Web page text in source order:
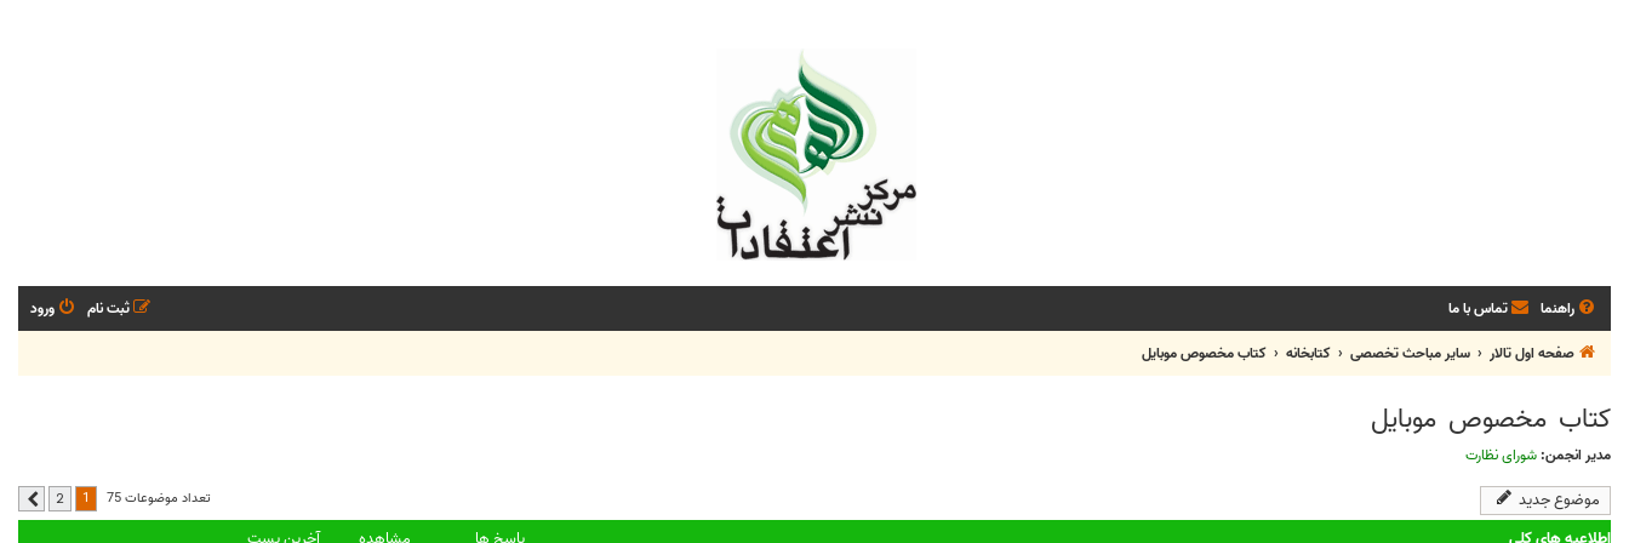
راهنما تماس با ما ورود
ثبت نام
صفحه اول تالار
سایر مباحث تخصصی کتابخانه کتاب مخصوص موبایل
کتاب مخصوص موبایل
مدیر انجمن: شورای نظارت
موضوع جدید تعداد موضوعات 75 1
2 بعدی